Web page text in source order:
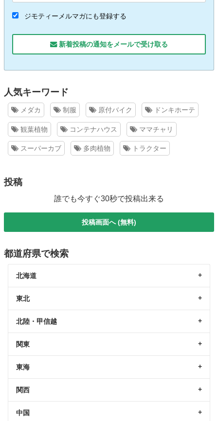
ジモティーメルマガにも登録する
新着投稿の通知をメールで受け取る
人気キーワード
メダカ 制服 原付バイク ドンキホーテ
観葉植物 コンテナハウス ママチャリ
スーパーカブ 多肉植物 トラクター
投稿
誰でも今すぐ30秒で投稿出来る
投稿画面へ (無料)
都道府県で検索
北海道
東北
北陸・甲信越
関東
東海
関西
中国